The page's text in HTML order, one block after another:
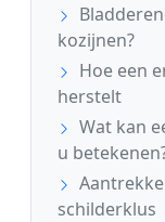
kozijnen?
Hoe een
herstelt
Wat kan
u
schilderklus